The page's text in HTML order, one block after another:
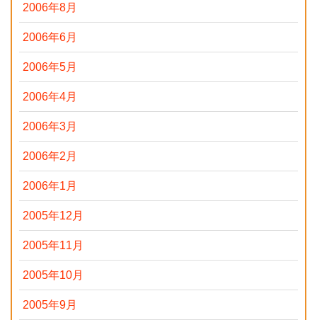
2006年8月
2006年6月
2006年5月
2006年4月
2006年3月
2006年2月
2006年1月
2005年12月
2005年11月
2005年10月
2005年9月